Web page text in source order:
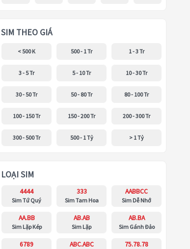
SIM THEO GIÁ
< 500 K 500 - 1 Tr 1 - 3 Tr
3 - 5 Tr 5 - 10 Tr 10 - 30 Tr
30 - 50 Tr 50 - 80 Tr 80 - 100 Tr
100 - 150 Tr 150 - 200 Tr 200 - 300 Tr
300 - 500 Tr 500 - 1 Tỷ > 1 Tỷ
LOẠI SIM
4444
Sim Tứ Quý
333
Sim Tam Hoa
AABBCC
Sim Dễ Nhớ
AA.BB
Sim Lặp Kép
AB.AB
Sim Lặp
AB.BA
Sim Gánh Đảo
6789 ABC.ABC 75.78.78